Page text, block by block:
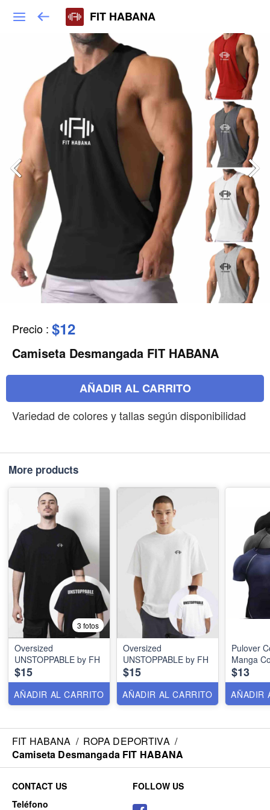
FIT HABANA
Precio : $12
Camiseta Desmangada FIT HABANA
AÑADIR AL CARRITO
Variedad de colores y tallas según disponibilidad
More products
3 fotos
Oversized
UNSTOPPABLE by FH
$15
AÑADIR AL CARRITO
Oversized
UNSTOPPABLE by FH
$15
AÑADIR AL CARRITO
Pulover
Manga
$13
AÑADIR
FIT HABANA / ROPA DEPORTIVA /
Camiseta Desmangada FIT HABANA
CONTACT US
Teléfono
FOLLOW US